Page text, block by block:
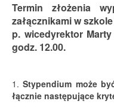
Termin złożenia
załącznikami w
p. wicedyrektor
godz. 12.00.
1.Stypendium może
łącznie następujące